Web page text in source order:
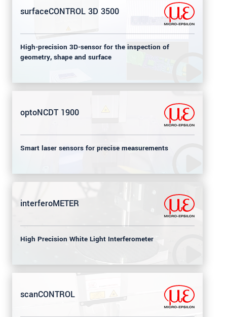
surfaceCONTROL 3D 3500
High-precision 3D-sensor for the inspection of
geometry, shape and surface
optoNCDT 1900
Smart laser sensors for precise measurements
interferoMETER
High Precision White Light Interferometer
scanCONTROL